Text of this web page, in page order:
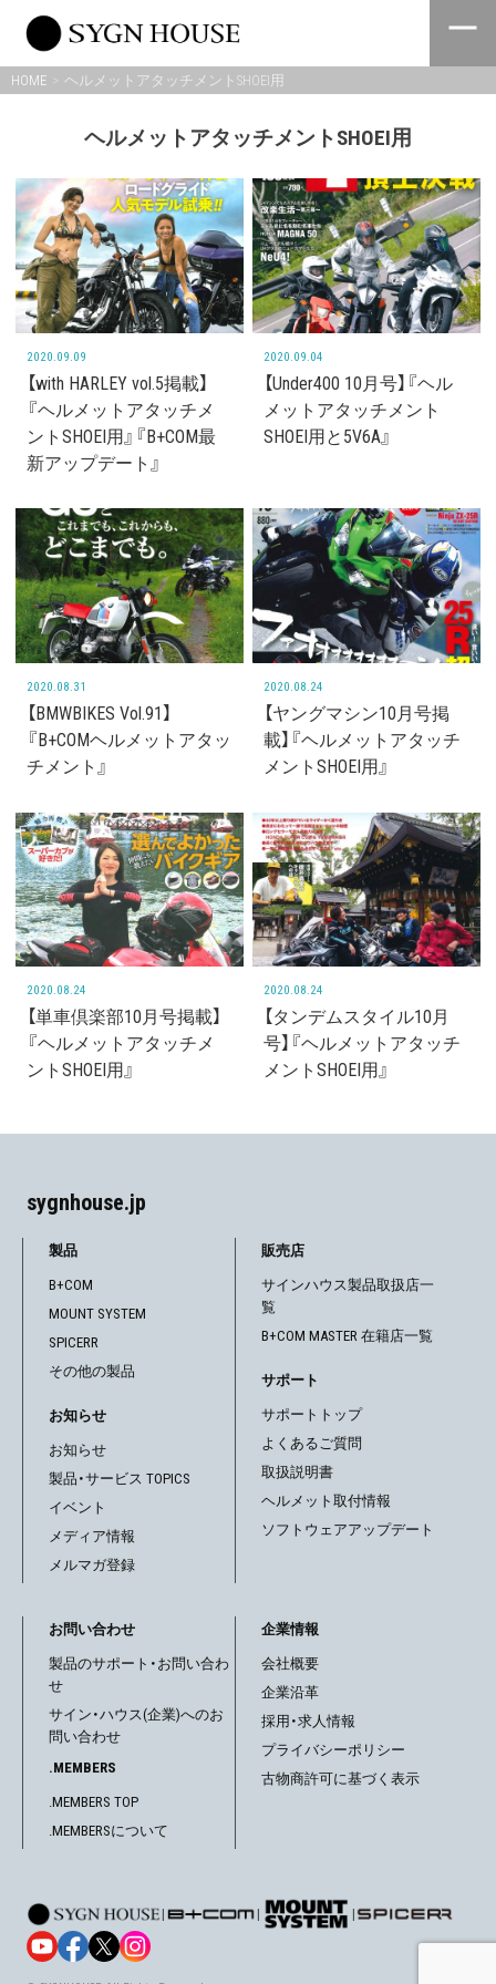
content
HOME ヘルメットアタッチメントSHOEI用
ヘルメットアタッチメントSHOEI用
2020.09.09
【with HARLEY vol.5掲載】
『ヘルメットアタッチメ
ントSHOEI用』『B+COM最
新アップデート』
2020.09.04
【Under400 10月号】『ヘル
メットアタッチメント
SHOEI用と5V6A』
2020.08.31
【BMWBIKES Vol.91】
『B+COMヘルメットアタッ
チメント』
2020.08.24
【ヤングマシン10月号掲
載】『ヘルメットアタッチ
メントSHOEI用』
2020.08.24
【単車倶楽部10月号掲載】
『ヘルメットアタッチメ
ントSHOEI用』
2020.08.24
【タンデムスタイル10月
号】『ヘルメットアタッチ
メントSHOEI用』
sygnhouse.jp
製品
B+COM
MOUNT SYSTEM
SPICERR
その他の製品
お知らせ
お知らせ
製品・サービス TOPICS
イベント
メディア情報
メルマガ登録
販売店
サインハウス製品取扱店一
覧
B+COM MASTER 在籍店一覧
サポート
サポートトップ
よくあるご質問
取扱説明書
ヘルメット取付情報
ソフトウェアアップデート
お問い合わせ
製品のサポート・お問い合わ
せ
サイン・ハウス(企業)へのお
問い合わせ
.MEMBERS
.MEMBERS TOP
.MEMBERSについて
企業情報
会社概要
企業沿革
採用・求人情報
プライバシーポリシー
古物商許可に基づく表示
| | |